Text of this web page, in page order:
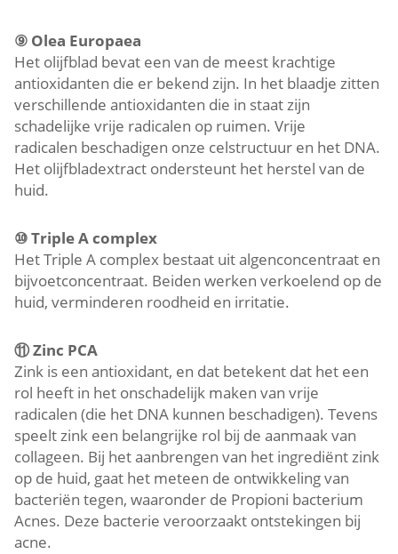
⑨ Olea Europaea
Het olijfblad bevat een van de meest krachtige
antioxidanten die er bekend zijn. In het blaadje zitten
verschillende antioxidanten die in staat zijn
schadelijke vrije radicalen op ruimen. Vrije
radicalen beschadigen onze celstructuur en het DNA.
Het olijfbladextract ondersteunt het herstel van de
huid.
⑩Triple A complex
Het Triple A complex bestaat uit algenconcentraat en
bijvoetconcentraat. Beiden werken verkoelend op de
huid, verminderen roodheid en irritatie.
⑪Zinc PCA
Zink is een antioxidant, en dat betekent dat het een
rol heeft in het onschadelijk maken van vrije
radicalen (die het DNA kunnen beschadigen). Tevens
speelt zink een belangrijke rol bij de aanmaak van
collageen. Bij het aanbrengen van het ingrediënt zink
op de huid, gaat het meteen de ontwikkeling van
bacteriën tegen, waaronder de Propioni bacterium
Acnes. Deze bacterie veroorzaakt ontstekingen bij
acne.